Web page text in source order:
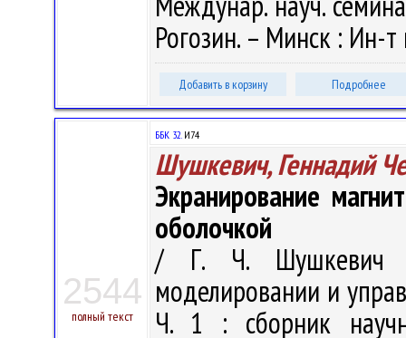
Рогозин. – Минск : Ин-
Добавить в корзину Подробнее
2544
полный текст
ББК 32.И74
Шушкевич, Геннадий
Экранирование
оболочкой
/ Г. Ч. Шушкевич //
моделировании и
Ч. 1 : сборник